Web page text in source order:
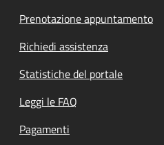
Prenotazione appuntamento
Richiedi assistenza
Statistiche del portale
Leggi le FAQ
Pagamenti